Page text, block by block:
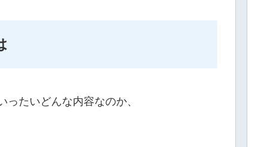
ったいどんな内容なのか、